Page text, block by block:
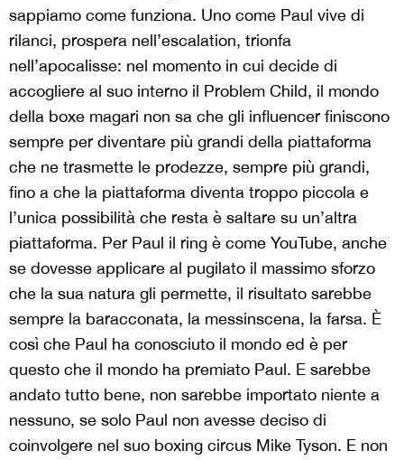
sappiamo come funziona. Uno come Paul vive di
rilanci, prospera nell’escalation, trionfa
nell’apocalisse: nel momento in cui decide di
accogliere al suo interno il Problem Child, il mondo
della boxe magari non sa che gli influencer finiscono
sempre per diventare più grandi della piattaforma
che ne trasmette le prodezze, sempre più grandi,
fino a che la piattaforma diventa troppo piccola e
l’unica possibilità che resta è saltare su un’altra
piattaforma. Per Paul il ring è come YouTube, anche
se dovesse applicare al pugilato il massimo sforzo
che la sua natura gli permette, il risultato sarebbe
sempre la baracconata, la messinscena, la farsa. È
così che Paul ha conosciuto il mondo ed è per
questo che il mondo ha premiato Paul. E sarebbe
andato tutto bene, non sarebbe importato niente a
nessuno, se solo Paul non avesse deciso di
coinvolgere nel suo boxing circus Mike Tyson. E non